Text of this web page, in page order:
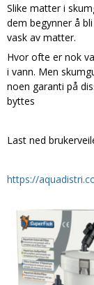
Slike matter i
dem begynner å
vask av matter.
Hvor ofte er nok
i vann. Men
noen garanti på
byttes
Last ned
https://